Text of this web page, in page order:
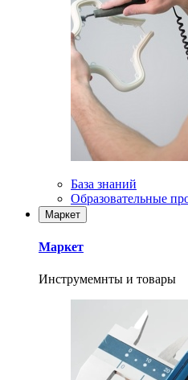
База знаний
Образовательные
Маркет
Маркет
Инструмемнты и товары